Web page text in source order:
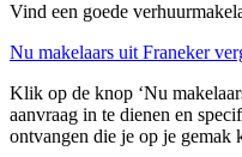
Vind een goede
Nu makelaars uit Franeker
Klik op de knop ‘Nu
aanvraag in te dienen en
ontvangen die je op je gemak